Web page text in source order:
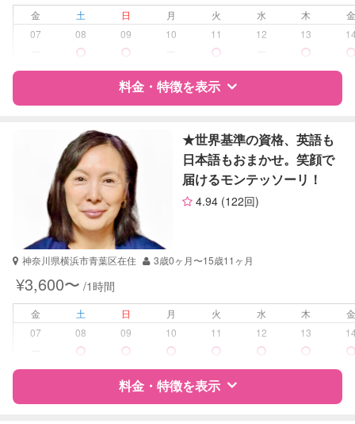
学校/塾の補習・宿題
小学生
金 土 日 月 火 水 木
07
08 09 10 11 12 13
料金・特徴を表示
料金
サポートの特徴
自治体届出済ベビーシッター
学校/塾の補習・宿題
小学生
中学生
英会話
★世界基準の資格、英語も
日本語もおまかせ。笑顔で
届けるモンテッソーリ！
4.94 (122回)
神奈川県横浜市青葉区在住 3歳0ヶ月〜15歳11ヶ月
¥3,600〜 /1時間
金 土 日 月 火 水 木
07
08 09 10 11 12 13
料金・特徴を表示